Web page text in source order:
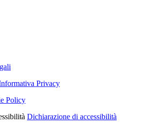
Privacy
Policy
Dichiarazione di accessibilità